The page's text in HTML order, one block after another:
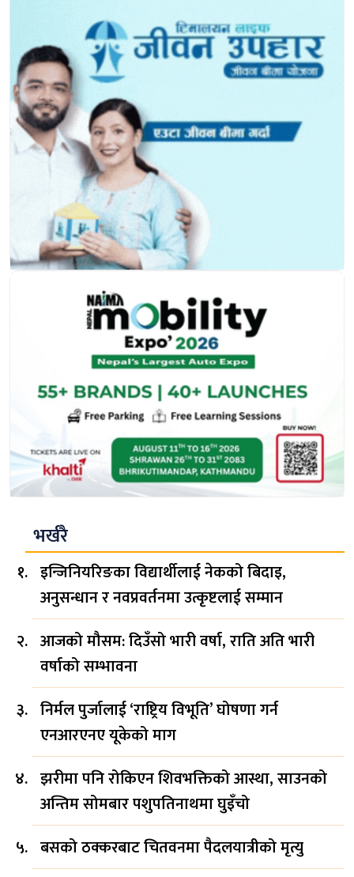
भर्खरै
इन्जिनियरिङका विद्यार्थीलाई नेकको बिदाइ,
अनुसन्धान र नवप्रवर्तनमा उत्कृष्टलाई सम्मान
आजको मौसम: दिउँसो भारी वर्षा, राति अति भारी
वर्षाको सम्भावना
निर्मल पुर्जालाई ‘राष्ट्रिय विभूति’ घोषणा गर्न
एनआरएनए यूकेको माग
झरीमा पनि रोकिएन शिवभक्तिको आस्था, साउनको
अन्तिम सोमबार पशुपतिनाथमा घुइँचो
बसको ठक्करबाट चितवनमा पैदलयात्रीको मृत्यु